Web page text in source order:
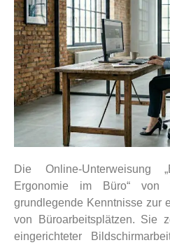
Die Online-Unterweisung
Ergonomie im Büro“ von
grundlegende Kenntnisse zur
von Büroarbeitsplätzen. Sie
eingerichteter